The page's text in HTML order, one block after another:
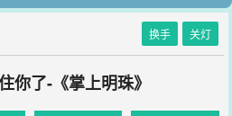
换手 关灯
你了-《掌上明珠》